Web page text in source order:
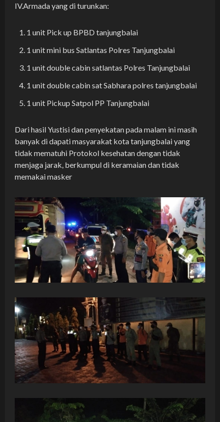
IV.Armada yang di turunkan:
1 unit Pick up BPBD tanjungbalai
1 unit mini bus Satlantas Polres Tanjungbalai
1 unit double cabin satlantas Polres Tanjungbalai
1 unit double cabin sat Sabhara polres tanjungbalai
1 unit Pickup Satpol PP Tanjungbalai
Dari hasil Yustisi dan penyekatan pada malam ini masih
banyak di dapati masyarakat kota tanjungbalai yang
tidak mematuhi Protokol kesehatan dengan tidak
menjaga jarak, berkumpul di keramaian dan tidak
memakai masker